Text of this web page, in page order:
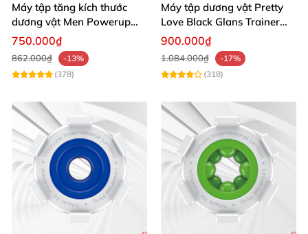
Máy tập tăng kích thước
dương vật Men Powerup
công nghệ tiên tiến
750.000₫
862.000₫
-13%
(378)
Máy tập dương vật Pretty
Love Black Glans Trainer
chống xuất tinh
900.000₫
1.084.000₫
-17%
(318)